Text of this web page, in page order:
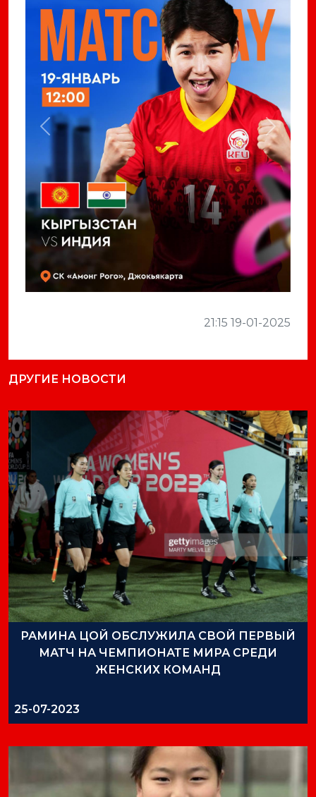
Previous Next
21:15 19-01-2025
ДРУГИЕ НОВОСТИ
РАМИНА ЦОЙ ОБСЛУЖИЛА СВОЙ ПЕРВЫЙ
МАТЧ НА ЧЕМПИОНАТЕ МИРА СРЕДИ
ЖЕНСКИХ КОМАНД
25-07-2023